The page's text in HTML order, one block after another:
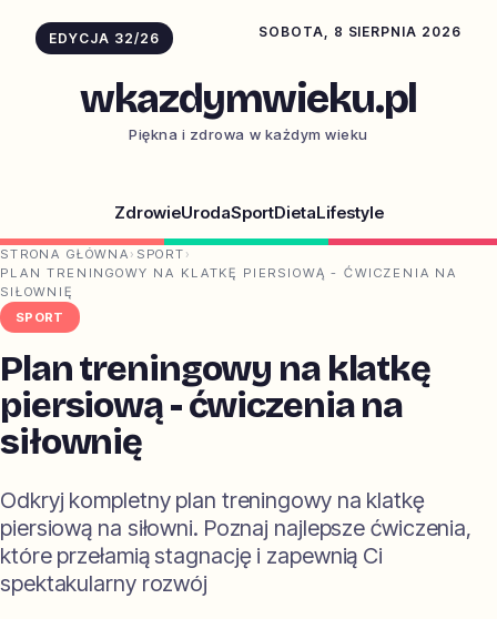
EDYCJA 32/26 SOBOTA, 8 SIERPNIA 2026
wkazdymwieku.pl
Piękna i zdrowa w każdym wieku
ZdrowieUrodaSportDietaLifestyle
STRONA GŁÓWNA › SPORT ›
PLAN TRENINGOWY NA KLATKĘ PIERSIOWĄ - ĆWICZENIA NA
SIŁOWNIĘ
SPORT
Plan treningowy na klatkę
piersiową - ćwiczenia na
siłownię
Odkryj kompletny plan treningowy na klatkę
piersiową na siłowni. Poznaj najlepsze ćwiczenia,
które przełamią stagnację i zapewnią Ci
spektakularny rozwój